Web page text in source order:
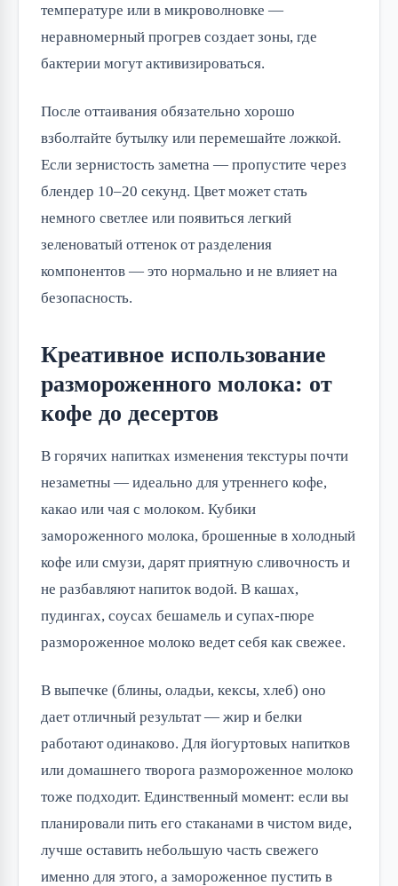
температуре или в микроволновке —
неравномерный прогрев создает зоны, где
бактерии могут активизироваться.
После оттаивания обязательно хорошо
взболтайте бутылку или перемешайте ложкой.
Если зернистость заметна — пропустите через
блендер 10–20 секунд. Цвет может стать
немного светлее или появиться легкий
зеленоватый оттенок от разделения
компонентов — это нормально и не влияет на
безопасность.
Креативное использование
размороженного молока: от
кофе до десертов
В горячих напитках изменения текстуры почти
незаметны — идеально для утреннего кофе,
какао или чая с молоком. Кубики
замороженного молока, брошенные в холодный
кофе или смузи, дарят приятную сливочность и
не разбавляют напиток водой. В кашах,
пудингах, соусах бешамель и супах-пюре
размороженное молоко ведет себя как свежее.
В выпечке (блины, оладьи, кексы, хлеб) оно
дает отличный результат — жир и белки
работают одинаково. Для йогуртовых напитков
или домашнего творога размороженное молоко
тоже подходит. Единственный момент: если вы
планировали пить его стаканами в чистом виде,
лучше оставить небольшую часть свежего
именно для этого, а замороженное пустить в